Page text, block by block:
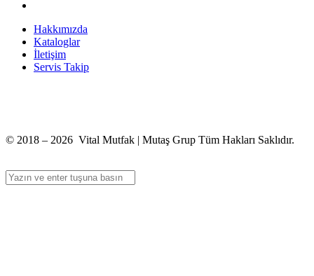
Hakkımızda
Kataloglar
İletişim
Servis Takip
© 2018 – 2026 Vital Mutfak | Mutaş Grup Tüm Hakları Saklıdır.